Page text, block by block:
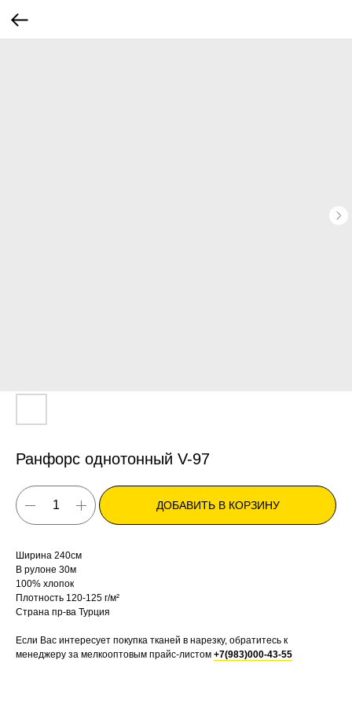
Ранфорс однотонный V-97
ДОБАВИТЬ В КОРЗИНУ
Ширина 240см
В рулоне 30м
100% хлопок
Плотность 120-125 г/м²
Страна пр-ва Турция
Если Вас интересует покупка тканей в нарезку, обратитесь к
менеджеру за мелкооптовым прайс-листом +7(983)000-43-55